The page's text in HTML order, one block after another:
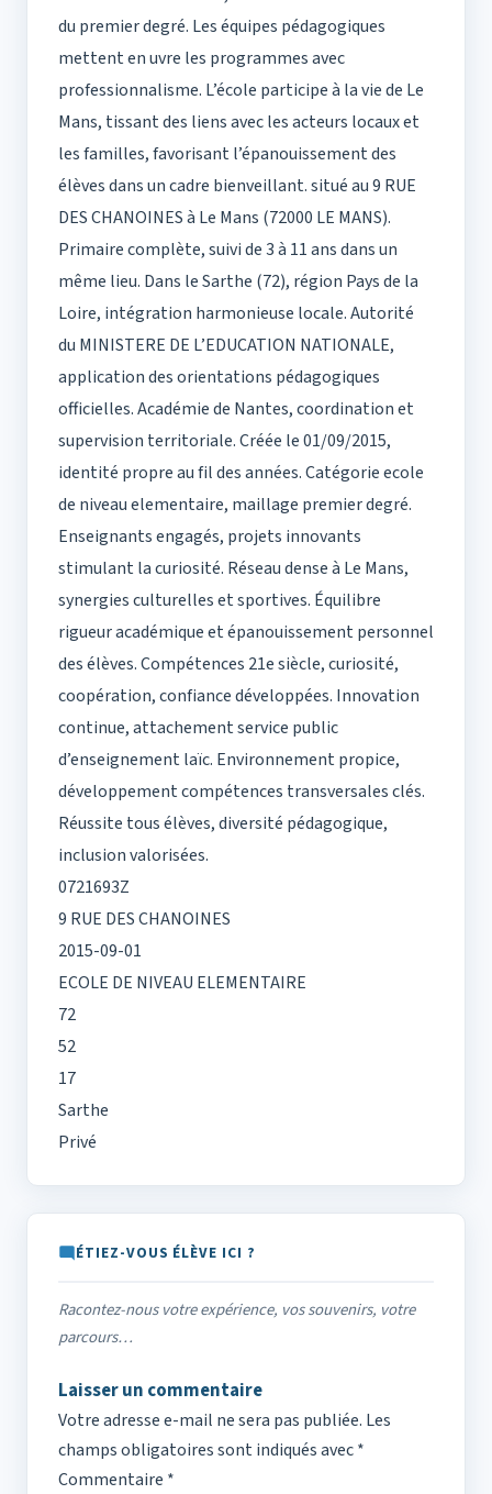
du premier degré. Les équipes pédagogiques
mettent en uvre les programmes avec
professionnalisme. L’école participe à la vie de Le
Mans, tissant des liens avec les acteurs locaux et
les familles, favorisant l’épanouissement des
élèves dans un cadre bienveillant. situé au 9 RUE
DES CHANOINES à Le Mans (72000 LE MANS).
Primaire complète, suivi de 3 à 11 ans dans un
même lieu. Dans le Sarthe (72), région Pays de la
Loire, intégration harmonieuse locale. Autorité
du MINISTERE DE L’EDUCATION NATIONALE,
application des orientations pédagogiques
officielles. Académie de Nantes, coordination et
supervision territoriale. Créée le 01/09/2015,
identité propre au fil des années. Catégorie ecole
de niveau elementaire, maillage premier degré.
Enseignants engagés, projets innovants
stimulant la curiosité. Réseau dense à Le Mans,
synergies culturelles et sportives. Équilibre
rigueur académique et épanouissement personnel
des élèves. Compétences 21e siècle, curiosité,
coopération, confiance développées. Innovation
continue, attachement service public
d’enseignement laïc. Environnement propice,
développement compétences transversales clés.
Réussite tous élèves, diversité pédagogique,
inclusion valorisées.
0721693Z
9 RUE DES CHANOINES
2015-09-01
ECOLE DE NIVEAU ELEMENTAIRE
72
52
17
Sarthe
Privé
ÉTIEZ-VOUS ÉLÈVE ICI ?
Racontez-nous votre expérience, vos souvenirs, votre
parcours…
Laisser un commentaire
Votre adresse e-mail ne sera pas publiée. Les
champs obligatoires sont indiqués avec*
Commentaire *